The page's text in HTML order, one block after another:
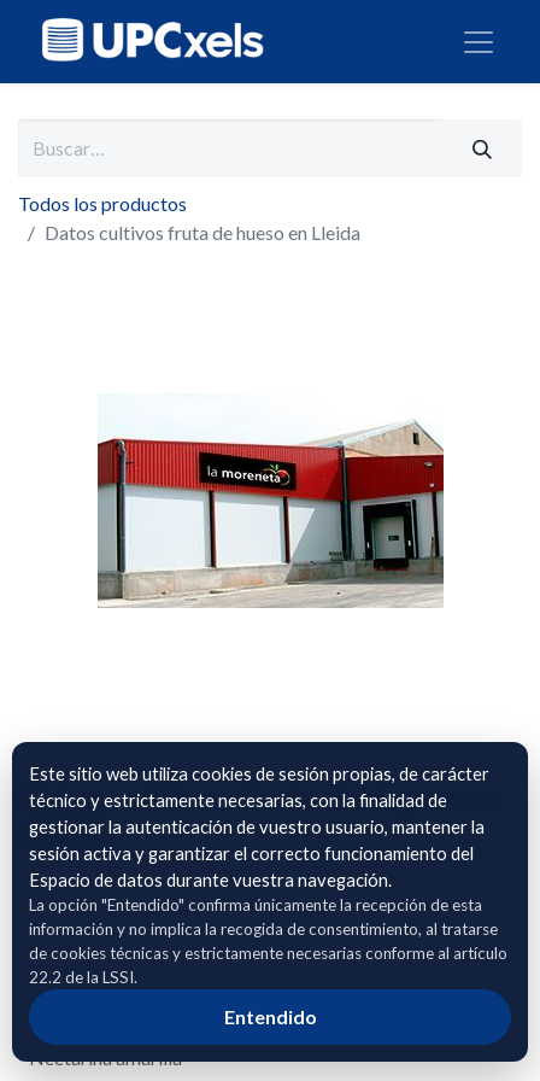
Todos los productos
Datos cultivos fruta de hueso en Lleida
Datos cultivos fruta de hueso en
Lleida
Datos sobre el cultivo y manejo de fruta de hueso en la zona
de Lleida. Disponemos de las siguientes cultivos:
- Cereza
- Albaricoque
- Paraguayo
- Nectarina blanca
- Nectarina amarilla
Este sitio web utiliza cookies de sesión propias, de carácter
técnico y estrictamente necesarias, con la finalidad de
gestionar la autenticación de vuestro usuario, mantener la
sesión activa y garantizar el correcto funcionamiento del
Espacio de datos durante vuestra navegación.
La opción "Entendido" confirma únicamente la recepción de esta
información y no implica la recogida de consentimiento, al tratarse
de cookies técnicas y estrictamente necesarias conforme al artículo
22.2 de la LSSI.
Entendido